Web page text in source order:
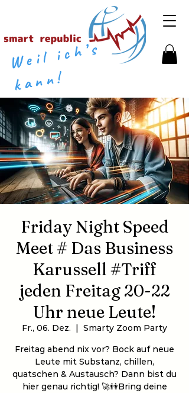
​​ W
eil
i
c
h’
s
k
a
n
n
!
Friday Night Speed
Meet # Das Business
Karussell #Triff
jeden Freitag 20-22
Uhr neue Leute!
Fr., 06. Dez.
Smarty Zoom Party
Freitag abend nix vor? Bock auf neue
Leute mit Substanz, chillen,
quatschen & Austausch? Dann bist du
hier genau richtig! 🚀👫Bring deine